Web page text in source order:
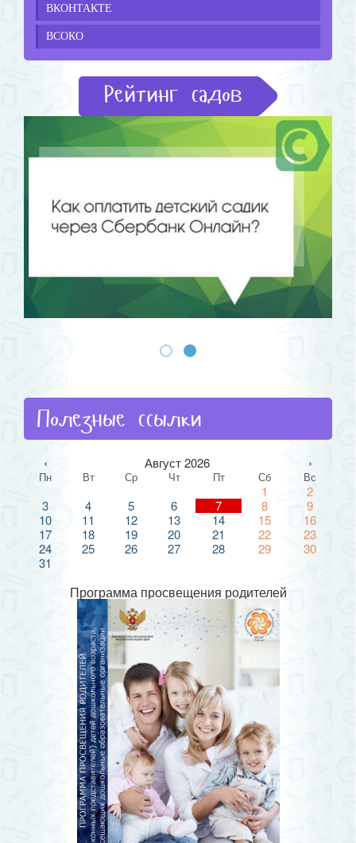
ВКОНТАКТЕ
ВСОКО
Рейтинг садов
Полезные ссылки
‹ Август 2026 ›
Пн Вт Ср Чт Пт Сб Вс
1
2
3
4 5 6 7 8
9
10
11 12 13 14 15
16
17
18 19 20 21 22
23
24
25 26 27 28 29
30
31
Программа просвещения родителей